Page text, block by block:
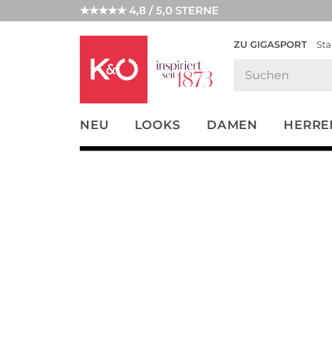
★★★★★ 4,8 / 5,0 STERNE
ZU GIGASPORT
NEU LOOKS DAMEN
UNSERE APP
CLICK &